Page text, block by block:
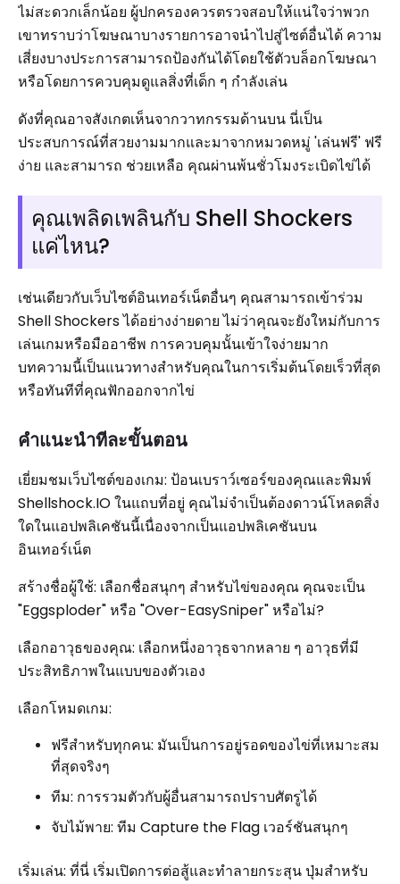
ไม่สะดวกเล็กน้อย ผู้ปกครองควรตรวจสอบให้แน่ใจว่าพวก
เขาทราบว่าโฆษณาบางรายการอาจนำไปสู่ไซต์อื่นได้ ความ
เสี่ยงบางประการสามารถป้องกันได้โดยใช้ตัวบล็อกโฆษณา
หรือโดยการควบคุมดูแลสิ่งที่เด็ก ๆ กำลังเล่น
ดังที่คุณอาจสังเกตเห็นจากวาทกรรมด้านบน นี่เป็น
ประสบการณ์ที่สวยงามมากและมาจากหมวดหมู่ 'เล่นฟรี' ฟรี
ง่าย และสามารถ ช่วยเหลือ คุณผ่านพ้นชั่วโมงระเบิดไข่ได้
คุณเพลิดเพลินกับ Shell Shockers
แค่ไหน?
เช่นเดียวกับเว็บไซต์อินเทอร์เน็ตอื่นๆ คุณสามารถเข้าร่วม
Shell Shockers ได้อย่างง่ายดาย ไม่ว่าคุณจะยังใหม่กับการ
เล่นเกมหรือมืออาชีพ การควบคุมนั้นเข้าใจง่ายมาก
บทความนี้เป็นแนวทางสำหรับคุณในการเริ่มต้นโดยเร็วที่สุด
หรือทันทีที่คุณฟักออกจากไข่
คำแนะนำทีละขั้นตอน
เยี่ยมชมเว็บไซต์ของเกม: ป้อนเบราว์เซอร์ของคุณและพิมพ์
Shellshock.IO ในแถบที่อยู่ คุณไม่จำเป็นต้องดาวน์โหลดสิ่ง
ใดในแอปพลิเคชันนี้เนื่องจากเป็นแอปพลิเคชันบน
อินเทอร์เน็ต
สร้างชื่อผู้ใช้: เลือกชื่อสนุกๆ สำหรับไข่ของคุณ คุณจะเป็น
"Eggsploder" หรือ "Over-EasySniper" หรือไม่?
เลือกอาวุธของคุณ: เลือกหนึ่งอาวุธจากหลาย ๆ อาวุธที่มี
ประสิทธิภาพในแบบของตัวเอง
เลือกโหมดเกม:
ฟรีสำหรับทุกคน: มันเป็นการอยู่รอดของไข่ที่เหมาะสม
ที่สุดจริงๆ
ทีม: การรวมตัวกับผู้อื่นสามารถปราบศัตรูได้
จับไม้พาย: ทีม Capture the Flag เวอร์ชันสนุกๆ
เริ่มเล่น: ที่นี่ เริ่มเปิดการต่อสู้และทำลายกระสุน ปุ่มสำหรับ